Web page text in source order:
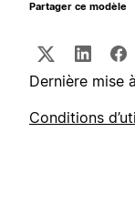
Partager ce modèle
Dernière mise
Conditions